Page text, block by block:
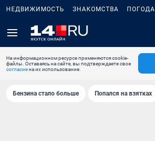
НЕДВИЖИМОСТЬ ЗНАКОМСТВА ПОГОДА
На информационном ресурсе применяются cookie-
файлы. Оставаясь на сайте, вы подтверждаете свое
согласиена их использование.
Бензина стало больше Попался на взятках